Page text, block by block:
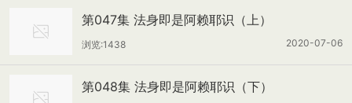
第047集 法身即是阿赖耶识（上）
2020-07-06
浏览:1438
第048集 法身即是阿赖耶识（下）